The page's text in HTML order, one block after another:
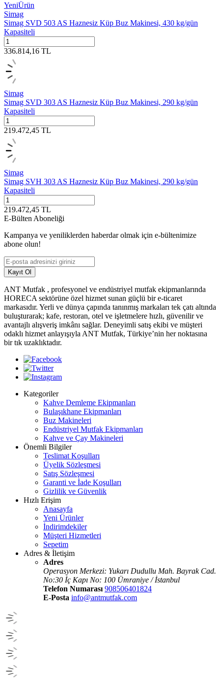
YeniÜrün
Simag
Simag SVD 503 AS Haznesiz Küp Buz Makinesi, 430 kg/gün
Kapasiteli
336.814,16 TL
Simag
Simag SVD 303 AS Haznesiz Küp Buz Makinesi, 290 kg/gün
Kapasiteli
219.472,45 TL
Simag
Simag SVH 303 AS Haznesiz Küp Buz Makinesi, 290 kg/gün
Kapasiteli
219.472,45 TL
E-Bülten Aboneliği
Kampanya ve yeniliklerden haberdar olmak için e-bültenimize
abone olun!
Kayıt Ol
ANT Mutfak , profesyonel ve endüstriyel mutfak ekipmanlarında
HORECA sektörüne özel hizmet sunan güçlü bir e-ticaret
markasıdır. Yerli ve dünya çapında tanınmış markaları tek çatı altında
buluşturarak; kafe, restoran, otel ve işletmelere hızlı, güvenilir ve
avantajlı alışveriş imkânı sağlar. Deneyimli satış ekibi ve müşteri
odaklı hizmet anlayışıyla ANT Mutfak, Türkiye’nin her noktasına
bir tık uzaklıktadır.
Kategoriler
Kahve Demleme Ekipmanları
Bulaşıkhane Ekipmanları
Buz Makineleri
Endüstriyel Mutfak Ekipmanları
Kahve ve Çay Makineleri
Önemli Bilgiler
Teslimat Koşulları
Üyelik Sözleşmesi
Satış Sözleşmesi
Garanti ve İade Koşulları
Gizlilik ve Güvenlik
Hızlı Erişim
Anasayfa
Yeni Ürünler
İndirimdekiler
Müşteri Hizmetleri
Sepetim
Adres & İletişim
Adres
Operasyon Merkezi: Yukarı Dudullu Mah. Bayrak Cad.
No:30 İç Kapı No: 100 Ümraniye / İstanbul
Telefon Numarası 908506401824
E-Posta info@antmutfak.com